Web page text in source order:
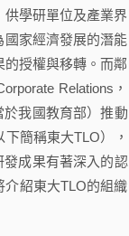
學研單位及產業界
家經濟發展的潛能
授權與移轉。而鄰
Relations，
於我國教育部）推動
簡稱東大TLO），
發成果有著深入的認
紹東大TLO的組織